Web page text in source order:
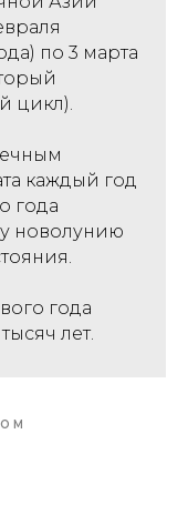
по 3 марта
цикл).
каждый год
года
новолунию
года
лет.